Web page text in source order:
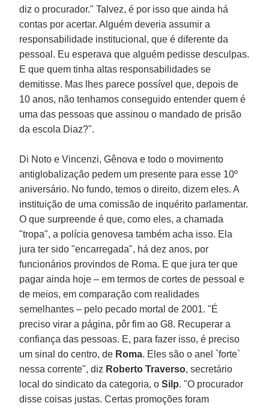
diz o procurador." Talvez, é por isso que ainda há
contas por acertar. Alguém deveria assumir a
responsabilidade institucional, que é diferente da
pessoal. Eu esperava que alguém pedisse desculpas.
E que quem tinha altas responsabilidades se
demitisse. Mas lhes parece possível que, depois de
10 anos, não tenhamos conseguido entender quem é
uma das pessoas que assinou o mandado de prisão
da escola Diaz?".
Di Noto e Vincenzi, Gênova e todo o movimento
antiglobalização pedem um presente para esse 10º
aniversário. No fundo, temos o direito, dizem eles. A
instituição de uma comissão de inquérito parlamentar.
O que surpreende é que, como eles, a chamada
"tropa", a polícia genovesa também acha isso. Ela
jura ter sido "encarregada", há dez anos, por
funcionários provindos de Roma. E que jura ter que
pagar ainda hoje – em termos de cortes de pessoal e
de meios, em comparação com realidades
semelhantes – pelo pecado mortal de 2001. "É
preciso virar a página, pôr fim ao G8. Recuperar a
confiança das pessoas. E, para fazer isso, é preciso
um sinal do centro, de Roma. Eles são o anel `forte`
nessa corrente", diz Roberto Traverso, secretário
local do sindicato da categoria, oSilp. "O procurador
disse coisas justas. Certas promoções foram